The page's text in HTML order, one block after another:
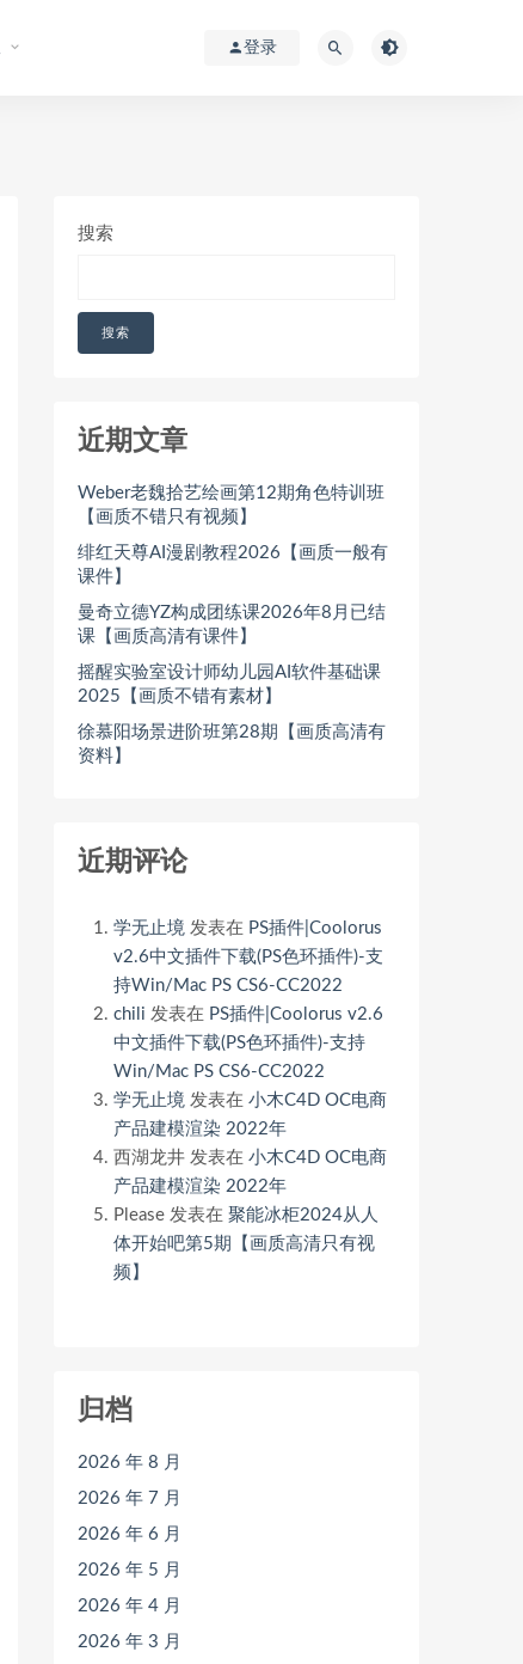
登录
搜索
搜索
近期文章
Weber老魏拾艺绘画第12期角色特训班
【画质不错只有视频】
绯红天尊AI漫剧教程2026【画质一般有
课件】
曼奇立德YZ构成团练课2026年8月已结
课【画质高清有课件】
摇醒实验室设计师幼儿园AI软件基础课
2025【画质不错有素材】
徐慕阳场景进阶班第28期【画质高清有
资料】
近期评论
学无止境 发表在 PS插件|Coolorus
v2.6中文插件下载(PS色环插件)-支
持Win/Mac PS CS6-CC2022
chili 发表在 PS插件|Coolorus v2.6
中文插件下载(PS色环插件)-支持
Win/Mac PS CS6-CC2022
学无止境 发表在 小木C4D OC电商
产品建模渲染 2022年
西湖龙井 发表在 小木C4D OC电商
产品建模渲染 2022年
Please 发表在 聚能冰柜2024从人
体开始吧第5期【画质高清只有视
频】
归档
2026 年 8 月
2026 年 7 月
2026 年 6 月
2026 年 5 月
2026 年 4 月
2026 年 3 月